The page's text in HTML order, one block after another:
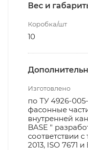
Вес и
Коробка/шт
10
Изготовлено
по ТУ 4926-
фасонные
внутренней
BASE "
соответствии
2013, ISO 7671 и